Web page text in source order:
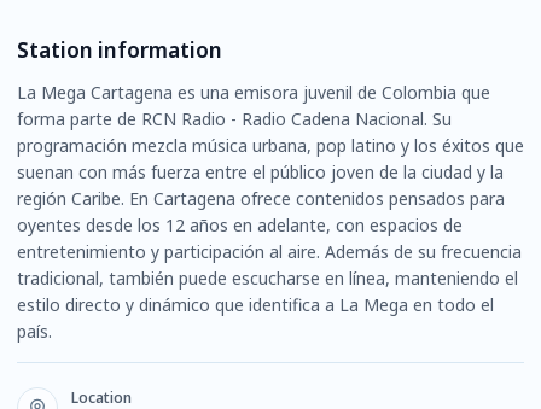
Station information
La Mega Cartagena es una emisora juvenil de Colombia que
forma parte de RCN Radio - Radio Cadena Nacional. Su
programación mezcla música urbana, pop latino y los éxitos que
suenan con más fuerza entre el público joven de la ciudad y la
región Caribe. En Cartagena ofrece contenidos pensados para
oyentes desde los 12 años en adelante, con espacios de
entretenimiento y participación al aire. Además de su frecuencia
tradicional, también puede escucharse en línea, manteniendo el
estilo directo y dinámico que identifica a La Mega en todo el
país.
Location